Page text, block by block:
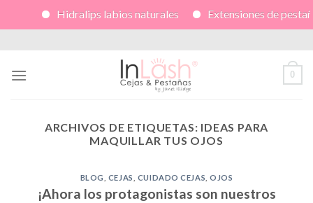
Hidralips labios naturales
Extensiones de pestañas
content
0
ARCHIVOS DE ETIQUETAS: IDEAS PARA
MAQUILLAR TUS OJOS
BLOG CEJAS CUIDADO CEJAS ,OJOS
¡Ahora los protagonistas son nuestros